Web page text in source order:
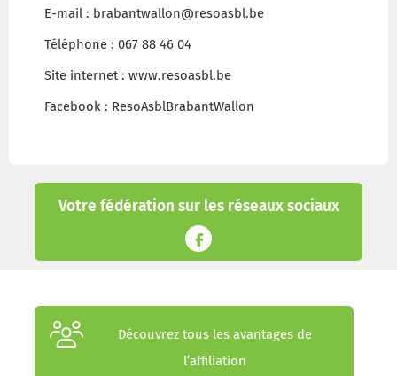
Votre fédération sur les réseaux sociaux
E-mail : brabantwallon@resoasbl.be
Téléphone : 067 88 46 04
Site internet : www.resoasbl.be
Facebook : ResoAsblBrabantWallon
Découvrez tous les avantages de
l’affiliation